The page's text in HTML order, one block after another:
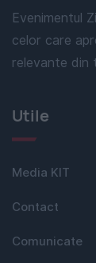
Evenimentul
celor care
relevante din
Utile
Media KIT
Contact
Comunicate